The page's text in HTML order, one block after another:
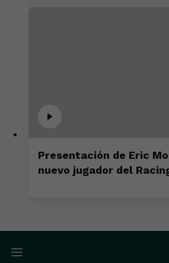
Presentación de Eric
nuevo jugador del